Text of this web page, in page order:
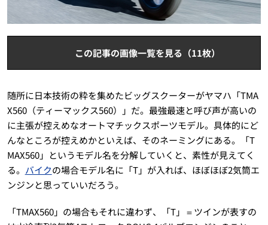
この記事の画像一覧を見る（11枚）
随所に日本技術の粋を集めたビッグスクーターがヤマハ「TMA
X560（ティーマックス560）」だ。最強最速と呼び声が高いの
に主張が控えめなオートマチックスポーツモデル。具体的にど
んなところが控えめかといえば、そのネーミングにある。「T
MAX560」というモデル名を分解していくと、素性が見えてく
る。 バイクの場合モデル名に「T」が入れば、ほぼほぼ2気筒エ
ンジンと思っていいだろう。
「TMAX560」の場合もそれに違わず、「T」＝ツインが表すの